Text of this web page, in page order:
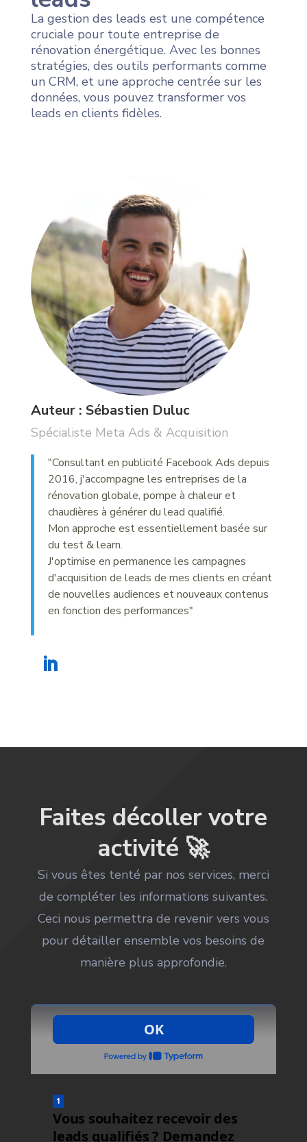
La gestion des leads est une compétence
cruciale pour toute entreprise de
rénovation énergétique. Avec les bonnes
stratégies, des outils performants comme
un CRM, et une approche centrée sur les
données, vous pouvez transformer vos
leads en clients fidèles.
Auteur : Sébastien Duluc
Spécialiste Meta Ads & Acquisition
"Consultant en publicité Facebook Ads depuis
2016, j'accompagne les entreprises de la
rénovation globale, pompe à chaleur et
chaudières à générer du lead qualifié.
Mon approche est essentiellement basée sur
du test & learn.
J'optimise en permanence les campagnes
d'acquisition de leads de mes clients en créant
de nouvelles audiences et nouveaux contenus
en fonction des performances"
Faites décoller votre
activité 🚀
Si vous êtes tenté par nos services, merci
de compléter les informations suivantes.
Ceci nous permettra de revenir vers vous
pour détailler ensemble vos besoins de
manière plus approfondie.